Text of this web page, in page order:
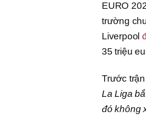
EURO
trường
Liverpool
35 triệu
Trước
La Liga
đó không